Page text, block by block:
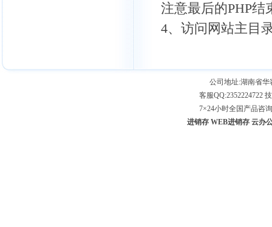
注意最后的PHP
4、访问网站主目
公司地址:湖南省
客服QQ:2352224722
7×24小时全国产品咨
进销存 WEB进销存 云办